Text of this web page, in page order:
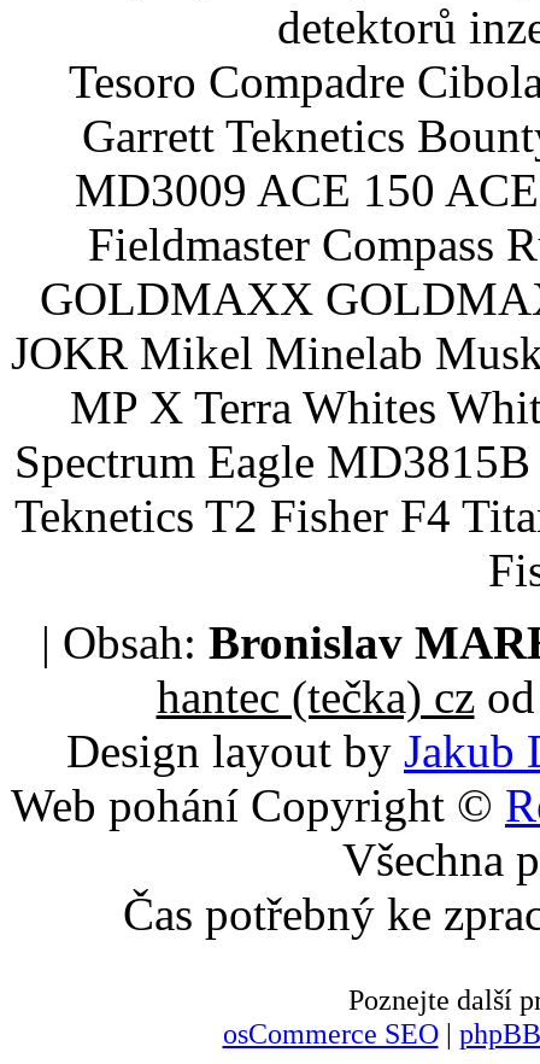
detektorů
Tesoro Compadre
Garrett Teknetics
MD3009 ACE 150
Fieldmaster Compass
GOLDMAXX
JOKR Mikel Minelab
MP X Terra Whites
Spectrum Eagle
Teknetics T2 Fisher F4
| Obsah: Bronislav
hantec (tečka) czod
Design layout by Jakub
Web pohání Copyright ©
Všechna
Čas potřebný ke
Poznejte další
osCommerce SEO|